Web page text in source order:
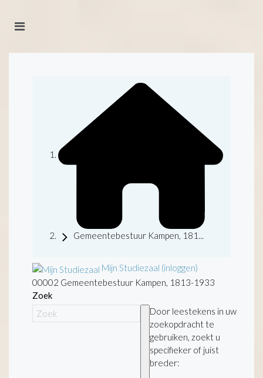
Gemeentebestuur Kampen, 181...
Mijn Studiezaal (inloggen)
00002 Gemeentebestuur Kampen, 1813-1933
Zoek
Door leestekens in uw
zoekopdracht te
gebruiken, zoekt u
specifieker of juist
breder: